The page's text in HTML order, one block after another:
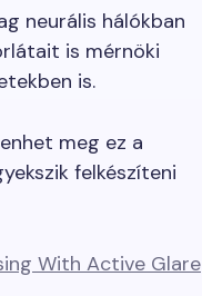
neurális hálókban
is mérnöki
is.
meg ez a
felkészíteni
With Active Glare